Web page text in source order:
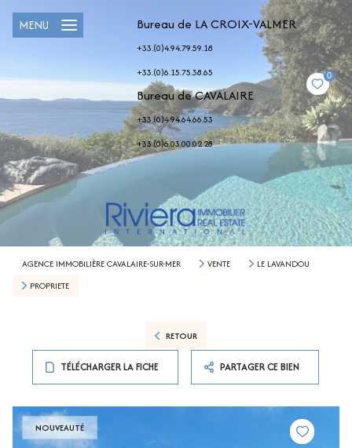
Bureau de LA CROIX-VALMER
+33.(0)4.94.79.59.18
+33.(0)6.15.75.38.65
Bureau de CAVALAIRE
+33.(0)4.94.64.66.53
+33.(0)6.03.00.02.28
0
MENU
AGENCE IMMOBILIÈRE CAVALAIRE-SUR-MER VENTE
LE LAVANDOU
PROPRIETE
RETOUR
TÉLÉCHARGER LA FICHE PARTAGER CE BIEN
NOUVEAUTÉ